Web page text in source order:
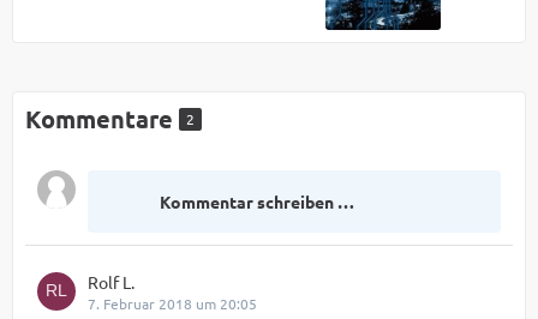
Kommentare 2
Kommentar schreiben …
Rolf L.
7. Februar 2018 um 20:05